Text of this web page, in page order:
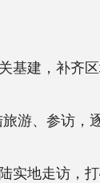
建，补齐区
、参访，
地走访，打